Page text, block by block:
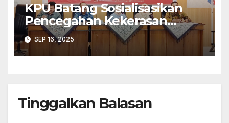
KPU Batang Sosialisasikan
Pencegahan Kekerasan
Seksual dalam Lingkungan
Kerja Pemilu
SEP 16, 2025
Tinggalkan Balasan